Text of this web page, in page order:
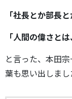
「社長とか部長
「人間の偉さと
と言った、本田
葉も思い出しまし